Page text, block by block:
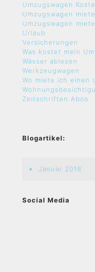
Umzugswagen
Umzugswagen
Umzugswagen
Urlaub
Versicherungen
Was kostet mein
Wasser ablesen
Werkzeugwagen
Wo miete ich einen
Zeitschriften Abos
Blogartikel:
Januar 2018
Social Media